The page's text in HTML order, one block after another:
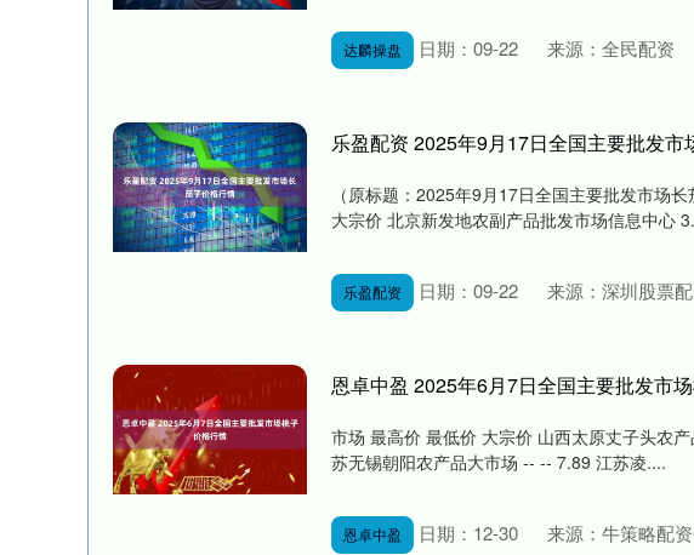
达麟操盘 日期：09-22 来源：全民配资
乐盈配资 2025年9月17日全国主要批发市
（原标题：2025年9月17日全国主要批发市场
大宗价 北京新发地农副产品批发市场信息中心
乐盈配资 日期：09-22 来源：深圳股票
恩卓中盈 2025年6月7日全国主要批发市
市场 最高价 最低价 大宗价 山西太原丈子头农
苏无锡朝阳农产品大市场 -- -- 7.89 江苏凌....
恩卓中盈 日期：12-30
来源：牛策略配